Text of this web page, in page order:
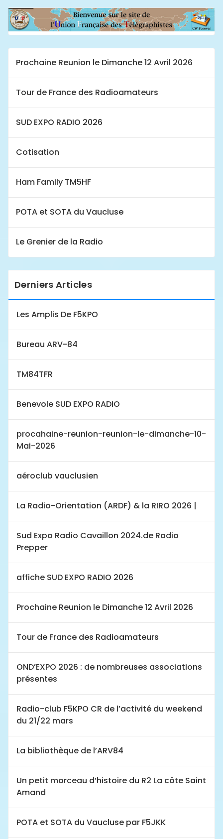
Prochaine Reunion le Dimanche 12 Avril 2026
Tour de France des Radioamateurs
SUD EXPO RADIO 2026
Cotisation
Ham Family TM5HF
POTA et SOTA du Vaucluse
Le Grenier de la Radio
Derniers Articles
Les Amplis De F5KPO
Bureau ARV-84
TM84TFR
Benevole SUD EXPO RADIO
procahaine-reunion-reunion-le-dimanche-10-
Mai-2026
aéroclub vauclusien
La Radio-Orientation (ARDF) & la RIRO 2026 |
Sud Expo Radio Cavaillon 2024.de Radio
Prepper
affiche SUD EXPO RADIO 2026
Prochaine Reunion le Dimanche 12 Avril 2026
Tour de France des Radioamateurs
OND’EXPO 2026 : de nombreuses associations
présentes
Radio-club F5KPO CR de l’activité du weekend
du 21/22 mars
La bibliothèque de l’ARV84
Un petit morceau d’histoire du R2 La côte Saint
Amand
POTA et SOTA du Vaucluse par F5JKK